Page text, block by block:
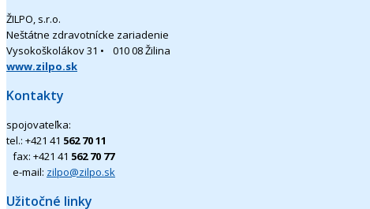
ŽILPO, s.r.o.
Neštátne zdravotnícke zariadenie
Vysokoškolákov 31 • 010 08 Žilina
www.zilpo.sk
Kontakty
spojovateľka:
tel.: +421 41 562 70 11
fax: +421 41 562 70 77
e-mail: zilpo@zilpo.sk
Užitočné linky